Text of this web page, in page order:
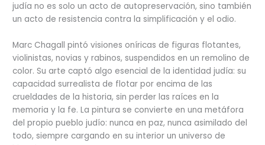
judía no es solo un acto de autopreservación, sino también
un acto de resistencia contra la simplificación y el odio.
Marc Chagall pintó visiones oníricas de figuras flotantes,
violinistas, novias y rabinos, suspendidos en un remolino de
color. Su arte captó algo esencial de la identidad judía: su
capacidad surrealista de flotar por encima de las
crueldades de la historia, sin perder las raíces en la
memoria y la fe. La pintura se convierte en una metáfora
del propio pueblo judío: nunca en paz, nunca asimilado del
todo, siempre cargando en su interior un universo de